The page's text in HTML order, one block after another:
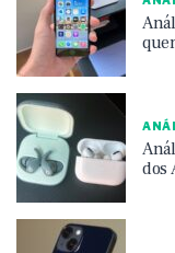
dos